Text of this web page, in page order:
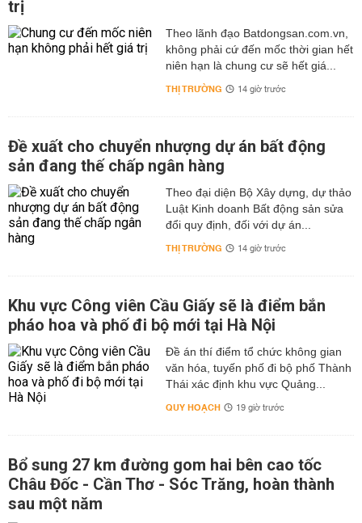
trị
Theo lãnh đạo Batdongsan.com.vn,
không phải cứ đến mốc thời gian hết
niên hạn là chung cư sẽ hết giá...
THỊ TRƯỜNG 14 giờ trước
Đề xuất cho chuyển nhượng dự án bất động
sản đang thế chấp ngân hàng
Theo đại diện Bộ Xây dựng, dự thảo
Luật Kinh doanh Bất động sản sửa
đổi quy định, đối với dự án...
THỊ TRƯỜNG 14 giờ trước
Khu vực Công viên Cầu Giấy sẽ là điểm bắn
pháo hoa và phố đi bộ mới tại Hà Nội
Đề án thí điểm tổ chức không gian
văn hóa, tuyến phố đi bộ phố Thành
Thái xác định khu vực Quảng...
QUY HOẠCH 19 giờ trước
Bổ sung 27 km đường gom hai bên cao tốc
Châu Đốc - Cần Thơ - Sóc Trăng, hoàn thành
sau một năm